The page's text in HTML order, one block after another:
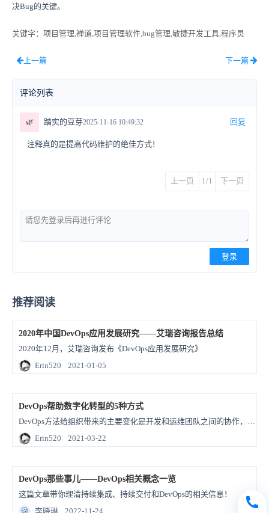
决Bug的关键。
关键字 ：项目管理,禅道,项目管理软件,bug管理,敏捷开发工具,程序员
上一篇 下一篇
评论列表
🌿 踏实的豆芽2025-11-16 10:49:32 回复
注释真的是提高代码维护的绝佳方式！
上一页 1/1 下一页
登录
推荐阅读
2020年中国DevOps应用发展研究——艾瑞咨询报告总结
2020年12月，艾瑞咨询发布《DevOps应用发展研究》
Erin520
2021-01-05
DevOps帮助数字化转型的5种方式
Erin520
2021-03-22
DevOps那些事儿——DevOps相关概念一览
这篇文章带你理清持续集成、持续交付和DevOps的相关信息！
🍪
李晓琳 2022-11-24